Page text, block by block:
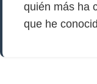
quién más ha
que he